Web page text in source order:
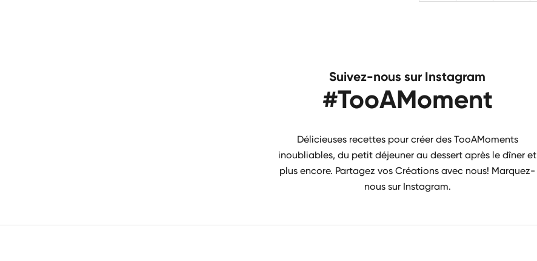
Suivez-nous sur Instagram
#TooAMoment
Délicieuses recettes pour créer des TooAMoments
inoubliables, du petit déjeuner au dessert après le dîner et
plus encore. Partagez vos Créations avec nous! Marquez-
nous sur Instagram.